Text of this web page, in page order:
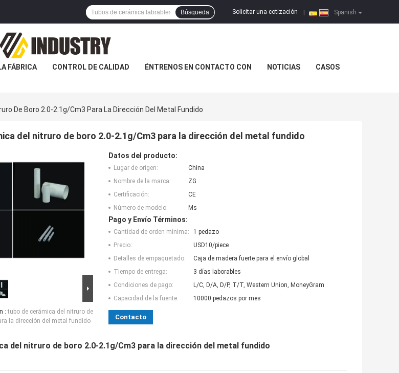
Spanish
Solicitar una cotización
Búsqueda
FÁBRICA CONTROL DE CALIDAD ÉNTRENOS EN CONTACTO CON NOTICIAS CASOS
De Boro 2.0-2.1g/Cm3 Para La Dirección Del Metal Fundido
del nitruro de boro 2.0-2.1g/Cm3 para la dirección del metal fundido
:tubo de cerámica del nitruro de
la dirección del metal fundido
Datos del producto:
Lugar de origen:
China
Nombre de la marca:
ZG
Certificación:
CE
Número de modelo:
Ms
Pago y Envío Términos:
Cantidad de orden mínima:
1 pedazo
Precio:
USD10/piece
Detalles de empaquetado:
Caja de madera fuerte para el envío global
Tiempo de entrega:
3 días laborables
Condiciones de pago:
L/C, D/A, D/P, T/T, Western Union, MoneyGram
Capacidad de la fuente:
10000 pedazos por mes
Contacto
del nitruro de boro 2.0-2.1g/Cm3 para la dirección del metal fundido